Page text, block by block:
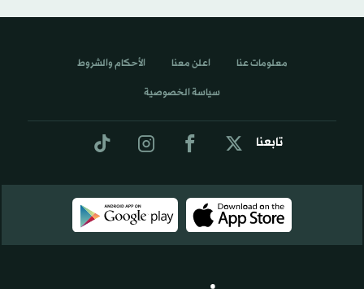
تابعنا
معلومات عنا اعلن معنا الأحكام والشروط
سياسة الخصوصية